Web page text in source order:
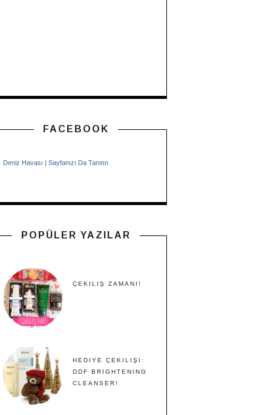
FACEBOOK
Deniz Havası | Sayfanızı Da Tanıtın
POPÜLER YAZILAR
ÇEKILIŞ ZAMANI!
HEDIYE ÇEKILIŞI:
DDF BRIGHTENING
CLEANSER!